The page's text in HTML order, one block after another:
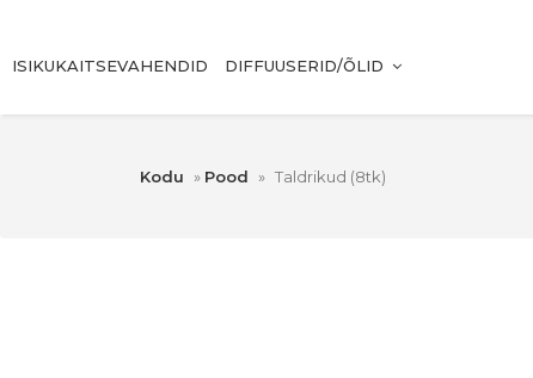
ISIKUKAITSEVAHENDID DIFFUUSERID/ÕLID
Kodu » Pood » Taldrikud (8tk)